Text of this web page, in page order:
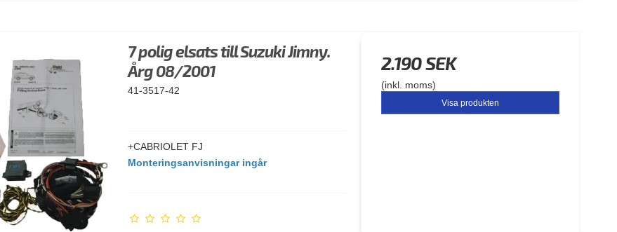
7 polig elsats till Suzuki Jimny.
Årg 08/2001
41-3517-42
+CABRIOLET FJ
Monteringsanvisningar ingår
2.190 SEK
(inkl. moms)
Visa produkten